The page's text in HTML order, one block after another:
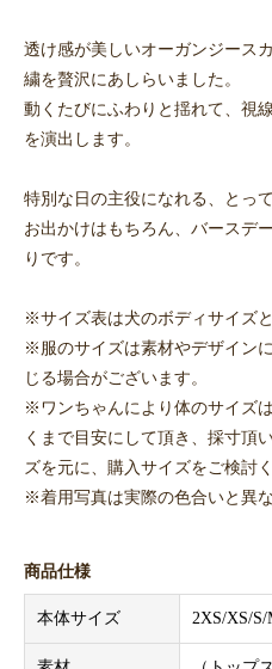
透け感が美しいオーガンジース
繍を贅沢にあしらいました。
動くたびにふわりと揺れて、視
を演出します。
特別な日の主役になれる、とっ
お出かけはもちろん、バースデ
りです。
※サイズ表は犬のボディサイズと
※服のサイズは素材やデザイン
じる場合がございます。
※ワンちゃんにより体のサイズ
くまで目安にして頂き、採寸頂
ズを元に、購入サイズをご検討く
※着用写真は実際の色合いと異
商品仕様
本体サイズ 2XS/XS/